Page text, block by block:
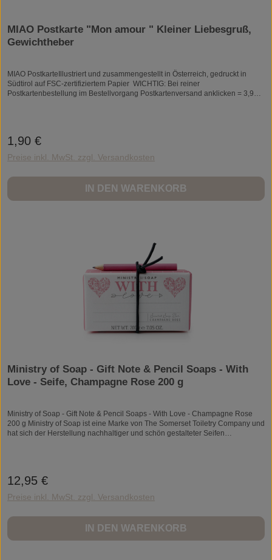
MIAO Postkarte "Mon amour " Kleiner Liebesgruß,
Gewichtheber
MIAO PostkarteIllustriert und zusammengestellt in Österreich, gedruckt in
Südtirol auf FSC-zertifiziertem Papier WICHTIG: Bei reiner
Postkartenbestellung im Bestellvorgang Postkartenversand anklicken = 3,90 €
Regulärer Preis:
1,90 €
Preise inkl. MwSt. zzgl. Versandkosten
IN DEN WARENKORB
Ministry of Soap - Gift Note & Pencil Soaps - With
Love - Seife, Champagne Rose 200 g
Ministry of Soap - Gift Note & Pencil Soaps - With Love - Champagne Rose
200 g Ministry of Soap ist eine Marke von The Somerset Toiletry Company und
hat sich der Herstellung nachhaltiger und schön gestalteter Seifen
langlebigen Seifen sind vegan und werden Plastik-frei verpackt. Die
Inhaltsstoffe, die gut für uns und unsere Erde sindDie Seifenblöcke werden
und Feuchtigkeit spendende Seife wird in dekoratives Papier eingeschlagen,
um gleich als duftendes Geschenk überreicht zu werden.
Regulärer Preis:
12,95 €
Preise inkl. MwSt. zzgl. Versandkosten
IN DEN WARENKORB